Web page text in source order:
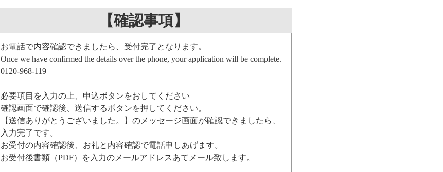
【確認事項】
お電話で内容確認できましたら、受付完了となります。
Once we have confirmed the details over the phone, your application will be complete.
0120-968-119
必要項目を入力の上、申込ボタンをおしてください
確認画面で確認後、送信するボタンを押してください。
【送信ありがとうございました。】のメッセージ画面が確認できましたら、
入力完了です。
お受付の内容確認後、お礼と内容確認で電話申しあげます。
お受付後書類（PDF）を入力のメールアドレスあてメール致します。